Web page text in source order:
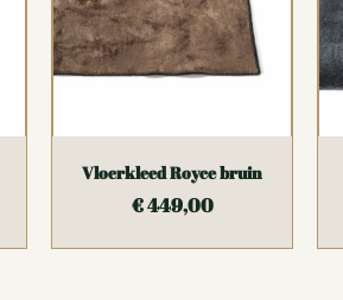
Vloerkleed Royce bruin
€449,00